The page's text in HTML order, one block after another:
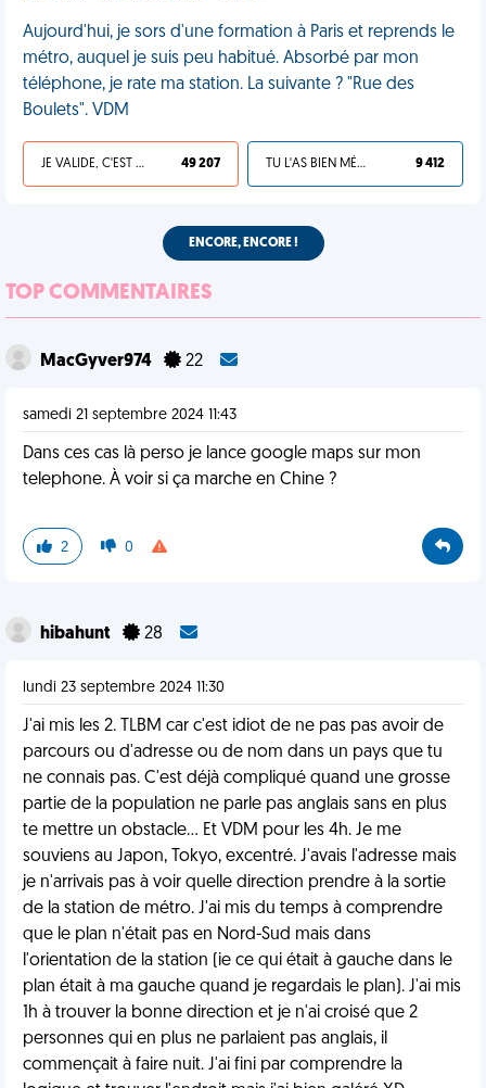
Aujourd'hui, je sors d'une formation à Paris et reprends le
métro, auquel je suis peu habitué. Absorbé par mon
téléphone, je rate ma station. La suivante ? "Rue des
Boulets". VDM
JE VALIDE, C'EST UNE VDM 49 207 TU L'AS BIEN MÉRITÉ 9 412
ENCORE, ENCORE !
TOP COMMENTAIRES
MacGyver974 22
samedi 21 septembre 2024 11:43
Dans ces cas là perso je lance google maps sur mon
telephone. À voir si ça marche en Chine ?
2 0
hibahunt 28
lundi 23 septembre 2024 11:30
J'ai mis les 2. TLBM car c'est idiot de ne pas pas avoir de
parcours ou d'adresse ou de nom dans un pays que tu
ne connais pas. C'est déjà compliqué quand une grosse
partie de la population ne parle pas anglais sans en plus
te mettre un obstacle... Et VDM pour les 4h. Je me
souviens au Japon, Tokyo, excentré. J'avais l'adresse mais
je n'arrivais pas à voir quelle direction prendre à la sortie
de la station de métro. J'ai mis du temps à comprendre
que le plan n'était pas en Nord-Sud mais dans
l'orientation de la station (ie ce qui était à gauche dans le
plan était à ma gauche quand je regardais le plan). J'ai mis
1h à trouver la bonne direction et je n'ai croisé que 2
personnes qui en plus ne parlaient pas anglais, il
commençait à faire nuit. J'ai fini par comprendre la